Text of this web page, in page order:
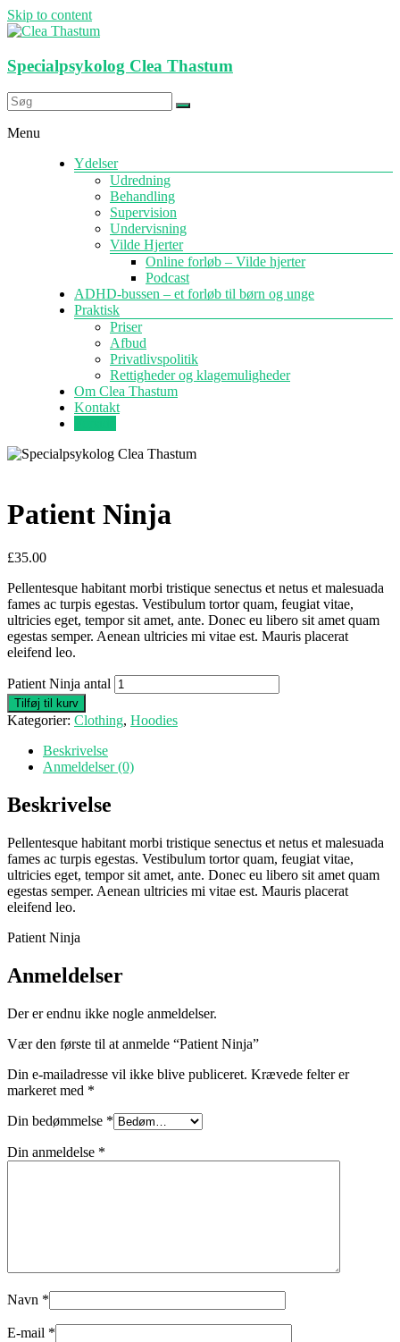
Skip to content
Specialpsykolog Clea Thastum
Menu
Ydelser
Udredning
Behandling
Supervision
Undervisning
Vilde Hjerter
Online forløb – Vilde hjerter
Podcast
ADHD-bussen – et forløb til børn og unge
Praktisk
Priser
Afbud
Privatlivspolitik
Rettigheder og klagemuligheder
Om Clea Thastum
Kontakt
Patient Ninja
£35.00
Pellentesque habitant morbi tristique senectus et netus et malesuada
fames ac turpis egestas. Vestibulum tortor quam, feugiat vitae,
ultricies eget, tempor sit amet, ante. Donec eu libero sit amet quam
egestas semper. Aenean ultricies mi vitae est. Mauris placerat
eleifend leo.
Patient Ninja antal
Tilføj til kurv
Kategorier: Clothing, Hoodies
Beskrivelse
Anmeldelser (0)
Beskrivelse
Pellentesque habitant morbi tristique senectus et netus et malesuada
fames ac turpis egestas. Vestibulum tortor quam, feugiat vitae,
ultricies eget, tempor sit amet, ante. Donec eu libero sit amet quam
egestas semper. Aenean ultricies mi vitae est. Mauris placerat
eleifend leo.
Patient Ninja
Anmeldelser
Der er endnu ikke nogle anmeldelser.
Vær den første til at anmelde “Patient Ninja”
Din e-mailadresse vil ikke blive publiceret. Krævede felter er
markeret med *
Din bedømmelse *
Din anmeldelse *
Navn *
E-mail *